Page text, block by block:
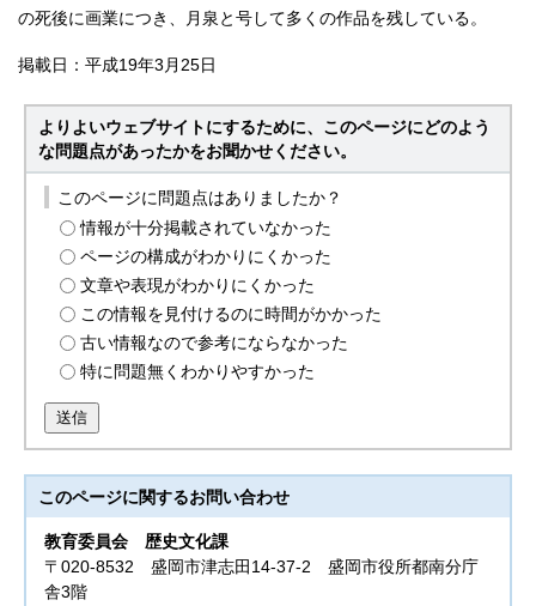
の死後に画業につき、月泉と号して多くの作品を残している。
掲載日：平成19年3月25日
よりよいウェブサイトにするために、このページにどのよう
な問題点があったかをお聞かせください。
このページに問題点はありましたか？
情報が十分掲載されていなかった
ページの構成がわかりにくかった
文章や表現がわかりにくかった
この情報を見付けるのに時間がかかった
古い情報なので参考にならなかった
特に問題無くわかりやすかった
送信
このページに関するお問い合わせ
教育委員会 歴史文化課
〒020-8532 盛岡市津志田14-37-2 盛岡市役所都南分庁
舎3階